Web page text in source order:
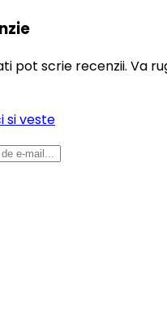
pot scrie recenzii. Va
si veste